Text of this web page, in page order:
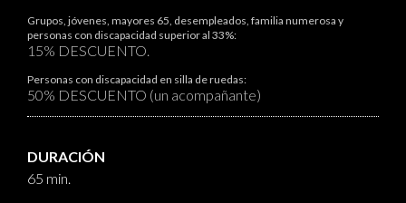
Grupos, jóvenes, mayores 65, desempleados, familia numerosa y
personas con discapacidad superior al 33%:
15% DESCUENTO.
Personas con discapacidad en silla de ruedas:
50% DESCUENTO (un acompañante)
DURACIÓN
65 min.